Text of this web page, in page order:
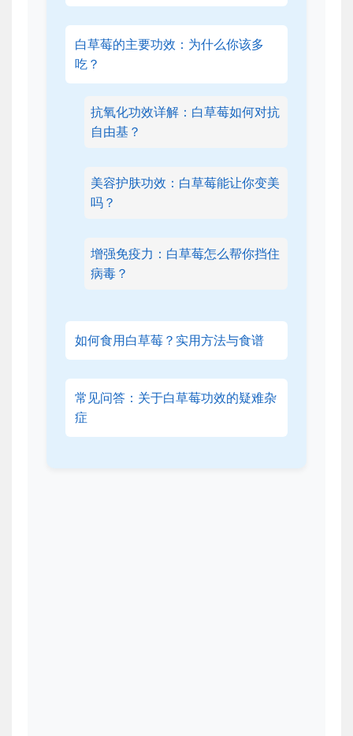
白草莓的主要功效：为什么你该多
吃？
抗氧化功效详解：白草莓如何对抗
自由基？
美容护肤功效：白草莓能让你变美
吗？
增强免疫力：白草莓怎么帮你挡住
病毒？
如何食用白草莓？实用方法与食谱
常见问答：关于白草莓功效的疑难杂
症